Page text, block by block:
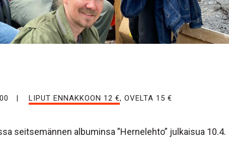
LIPUT ENNAKKOON 12 €, OVELTA 15 €
seitsemännen albuminsa ”Hernelehto” julkaisua 10.4.